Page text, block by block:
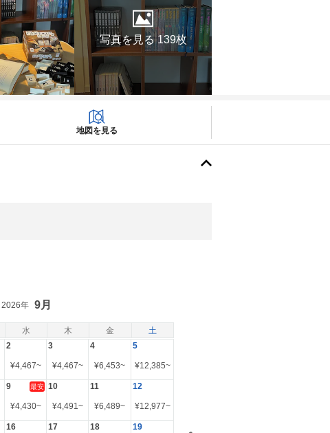
写真を見る 139枚
地図を見る
水 木 金 土
2026年 9月
2
¥4,467~
3
¥4,467~
4
¥6,453~
5
¥12,385~
9 最安
¥4,430~
10
¥4,491~
11
¥6,489~
12
¥12,977~
16 17 18 19